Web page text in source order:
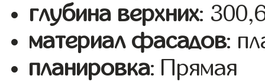
глубина верхних:
материал фасадов:
планировка: Прямая